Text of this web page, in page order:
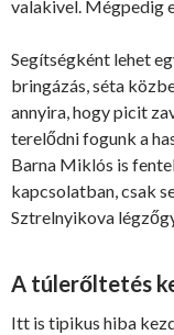
valakivel. Mégpedig
Segítségként lehet
bringázás, séta
annyira, hogy picit
terelődni fogunk a
Barna Miklós is
kapcsolatban, csak
Sztrelnyikova
A túlerőltetés
Itt is tipikus hiba